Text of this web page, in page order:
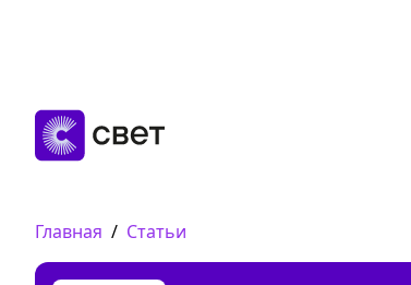
Дружба, любовь, взросление
Главная / Статьи